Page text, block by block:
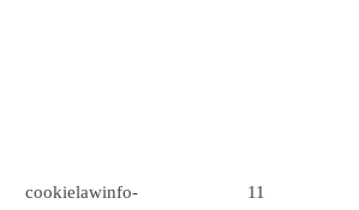
cookielawinfo-
11